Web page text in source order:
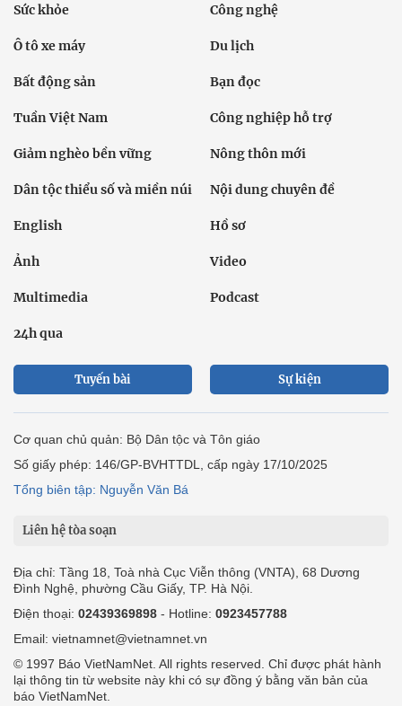
Sức khỏe Công nghệ
Ô tô xe máy Du lịch
Bất động sản Bạn đọc
Tuần Việt Nam Công nghiệp hỗ trợ
Giảm nghèo bền vững Nông thôn mới
Dân tộc thiểu số và miền núi Nội dung chuyên đề
English Hồ sơ
Ảnh Video
Multimedia Podcast
24h qua
Tuyến bài Sự kiện
Cơ quan chủ quản: Bộ Dân tộc và Tôn giáo
Số giấy phép: 146/GP-BVHTTDL, cấp ngày 17/10/2025
Tổng biên tập: Nguyễn Văn Bá
Liên hệ tòa soạn
Địa chỉ: Tầng 18, Toà nhà Cục Viễn thông (VNTA), 68 Dương
Đình Nghệ, phường Cầu Giấy, TP. Hà Nội.
Điện thoại: 02439369898 - Hotline: 0923457788
Email: vietnamnet@vietnamnet.vn
© 1997 Báo VietNamNet. All rights reserved. Chỉ được phát hành
lại thông tin từ website này khi có sự đồng ý bằng văn bản của
báo VietNamNet.